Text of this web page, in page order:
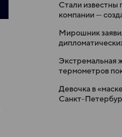
Стали известны
компании —
Мирошник
Экстремальная
термометров
Девочка в
Санкт-